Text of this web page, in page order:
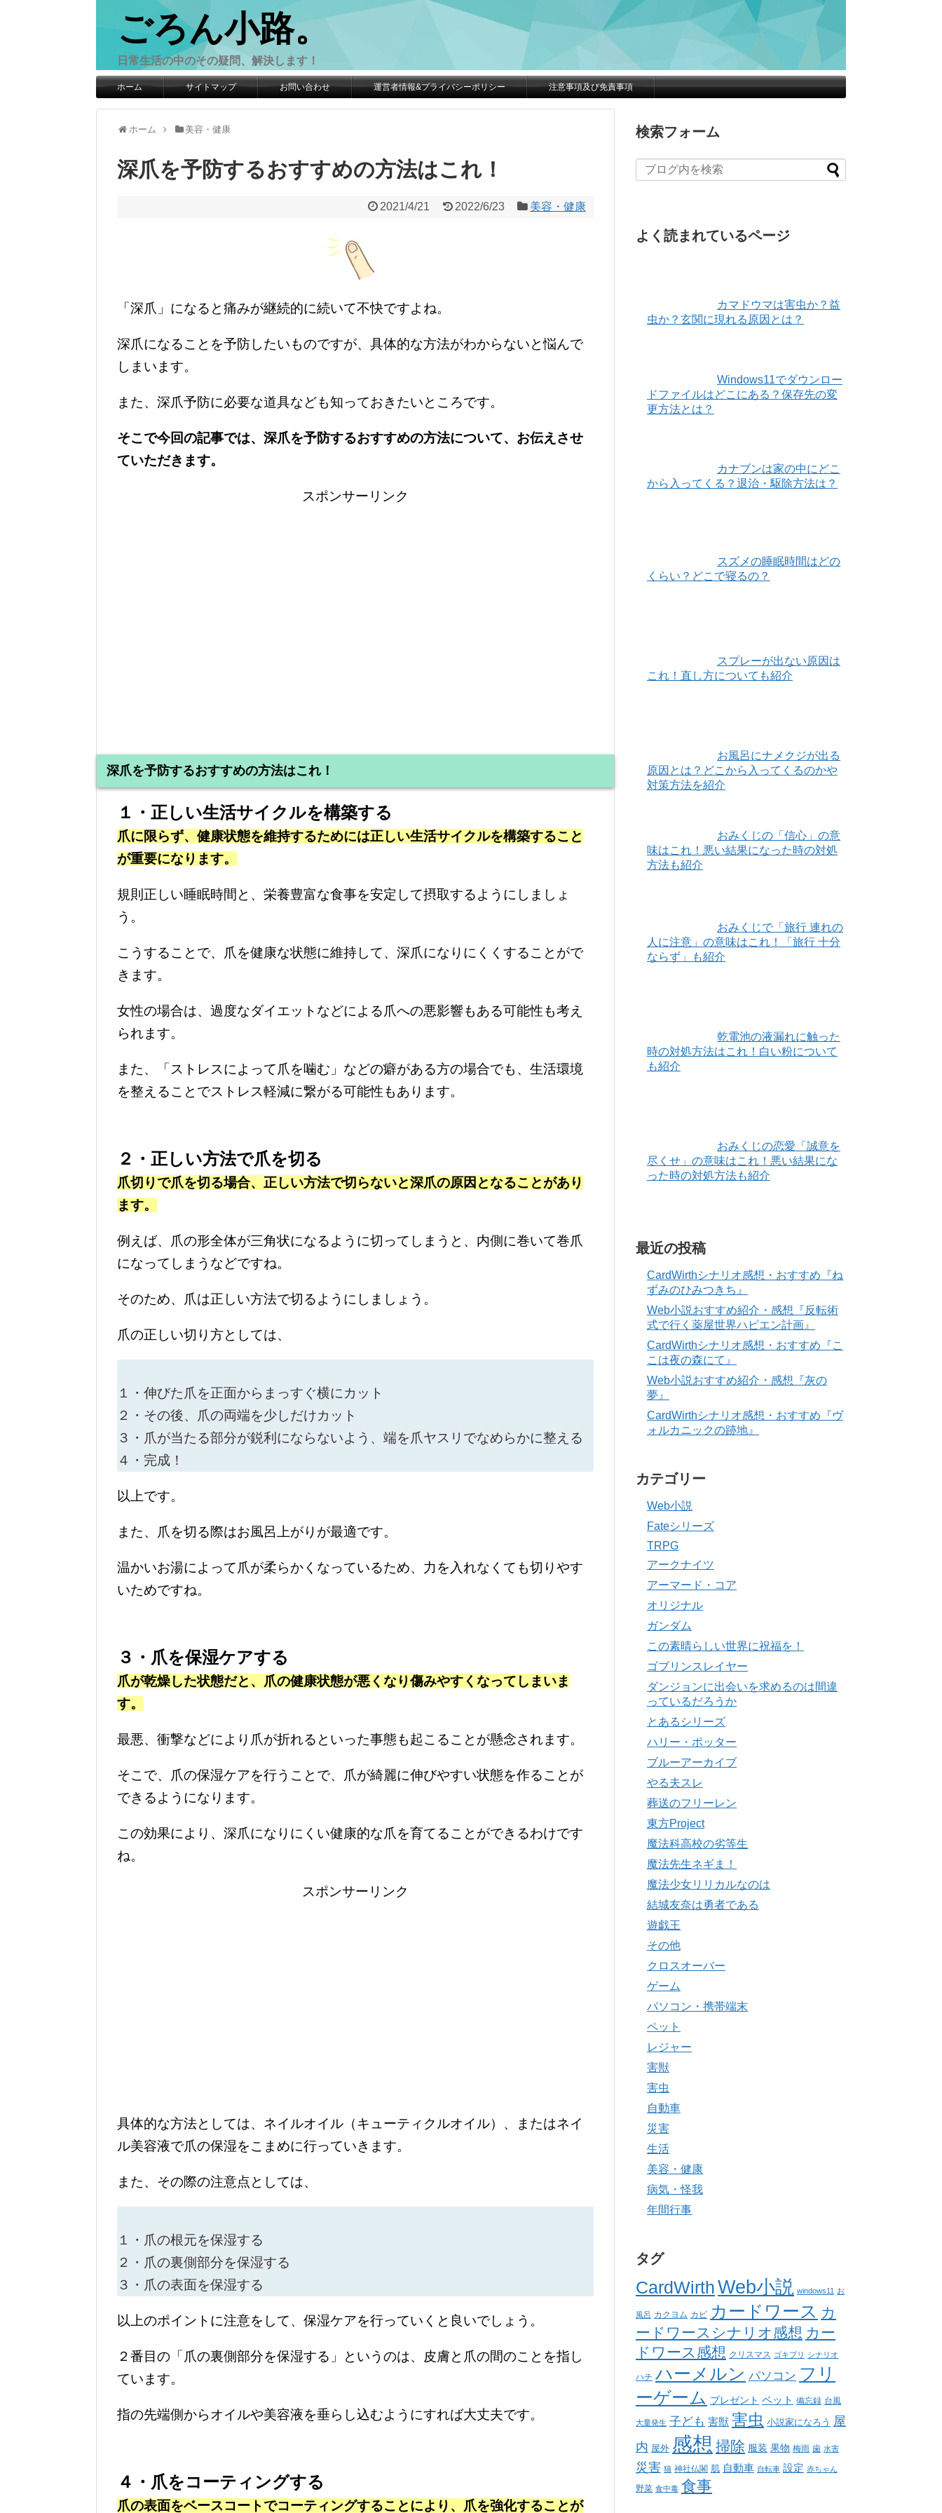
ごろん小路。
日常生活の中のその疑問、解決します！
ホーム サイトマップ お問い合わせ 運営者情報&プライバシーポリシー 注意事項及び免責事項
ホーム 美容・健康
深爪を予防するおすすめの方法はこれ！
2021/4/21 2022/6/23 美容・健康
「深爪」になると痛みが継続的に続いて不快ですよね。
深爪になることを予防したいものですが、具体的な方法がわからないと悩んで
しまいます。
また、深爪予防に必要な道具なども知っておきたいところです。
そこで今回の記事では、深爪を予防するおすすめの方法について、お伝えさせ
ていただきます。
スポンサーリンク
深爪を予防するおすすめの方法はこれ！
１・正しい生活サイクルを構築する
爪に限らず、健康状態を維持するためには正しい生活サイクルを構築すること
が重要になります。
規則正しい睡眠時間と、栄養豊富な食事を安定して摂取するようにしましょ
う。
こうすることで、爪を健康な状態に維持して、深爪になりにくくすることがで
きます。
女性の場合は、過度なダイエットなどによる爪への悪影響もある可能性も考え
られます。
また、「ストレスによって爪を噛む」などの癖がある方の場合でも、生活環境
を整えることでストレス軽減に繋がる可能性もあります。
２・正しい方法で爪を切る
爪切りで爪を切る場合、正しい方法で切らないと深爪の原因となることがあり
ます。
例えば、爪の形全体が三角状になるように切ってしまうと、内側に巻いて巻爪
になってしまうなどですね。
そのため、爪は正しい方法で切るようにしましょう。
爪の正しい切り方としては、
１・伸びた爪を正面からまっすぐ横にカット
２・その後、爪の両端を少しだけカット
３・爪が当たる部分が鋭利にならないよう、端を爪ヤスリでなめらかに整える
４・完成！
以上です。
また、爪を切る際はお風呂上がりが最適です。
温かいお湯によって爪が柔らかくなっているため、力を入れなくても切りやす
いためですね。
３・爪を保湿ケアする
爪が乾燥した状態だと、爪の健康状態が悪くなり傷みやすくなってしまいま
す。
最悪、衝撃などにより爪が折れるといった事態も起こることが懸念されます。
そこで、爪の保湿ケアを行うことで、爪が綺麗に伸びやすい状態を作ることが
できるようになります。
この効果により、深爪になりにくい健康的な爪を育てることができるわけです
ね。
スポンサーリンク
具体的な方法としては、ネイルオイル（キューティクルオイル）、またはネイ
ル美容液で爪の保湿をこまめに行っていきます。
また、その際の注意点としては、
１・爪の根元を保湿する
２・爪の裏側部分を保湿する
３・爪の表面を保湿する
以上のポイントに注意をして、保湿ケアを行っていくと良いでしょう。
２番目の「爪の裏側部分を保湿する」というのは、皮膚と爪の間のことを指し
ています。
指の先端側からオイルや美容液を垂らし込むようにすれば大丈夫です。
４・爪をコーティングする
爪の表面をベースコートでコーティングすることにより、爪を強化することが
検索フォーム
よく読まれているページ
カマドウマは害虫か？益
虫か？玄関に現れる原因とは？
Windows11でダウンロー
ドファイルはどこにある？保存先の変
更方法とは？
カナブンは家の中にどこ
から入ってくる？退治・駆除方法は？
スズメの睡眠時間はどの
くらい？どこで寝るの？
スプレーが出ない原因は
これ！直し方についても紹介
お風呂にナメクジが出る
原因とは？どこから入ってくるのかや
対策方法を紹介
おみくじの「信心」の意
味はこれ！悪い結果になった時の対処
方法も紹介
おみくじで「旅行 連れの
人に注意」の意味はこれ！「旅行 十分
ならず」も紹介
乾電池の液漏れに触った
時の対処方法はこれ！白い粉について
も紹介
おみくじの恋愛「誠意を
尽くせ」の意味はこれ！悪い結果にな
った時の対処方法も紹介
最近の投稿
CardWirthシナリオ感想・おすすめ『ね
ずみのひみつきち』
Web小説おすすめ紹介・感想『反転術
式で行く薬屋世界ハピエン計画』
CardWirthシナリオ感想・おすすめ『こ
こは夜の森にて』
Web小説おすすめ紹介・感想『灰の
夢』
CardWirthシナリオ感想・おすすめ『ヴ
ォルカニックの跡地』
カテゴリー
Web小説
Fateシリーズ
TRPG
アークナイツ
アーマード・コア
オリジナル
ガンダム
この素晴らしい世界に祝福を！
ゴブリンスレイヤー
ダンジョンに出会いを求めるのは間違
っているだろうか
とあるシリーズ
ハリー・ポッター
ブルーアーカイブ
やる夫スレ
葬送のフリーレン
東方Project
魔法科高校の劣等生
魔法先生ネギま！
魔法少女リリカルなのは
結城友奈は勇者である
遊戯王
その他
クロスオーバー
ゲーム
パソコン・携帯端末
ペット
レジャー
害獣
害虫
自動車
災害
生活
美容・健康
病気・怪我
年間行事
タグ
CardWirthWeb小説 windows11 お
風呂 カクヨム カビ カードワース カ
ードワースシナリオ感想 カー
ドワース感想 クリスマス ゴキブリ シナリオ
ハチ ハーメルン パソコン フリ
ーゲーム プレゼント ペット 備忘録 台風
大量発生 子ども 害獣 害虫 小説家になろう 屋
内 屋外 感想 掃除 服装 果物 梅雨 歯 水害
災害 猫 神社仏閣 肌 自動車 自転車 設定 赤ちゃん
野菜 食中毒 食事